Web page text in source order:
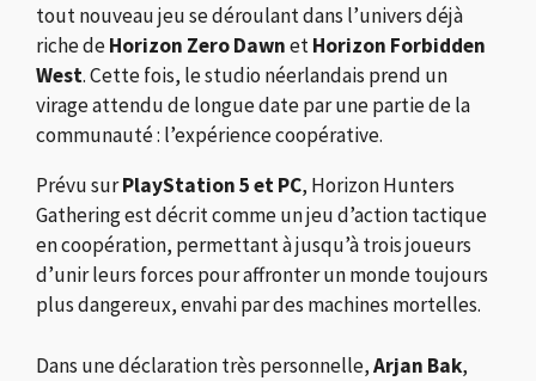
tout nouveau jeu se déroulant dans l’univers déjà
riche deHorizon Zero DawnetHorizon Forbidden
West. Cette fois, le studio néerlandais prend un
virage attendu de longue date par une partie de la
communauté : l’expérience coopérative.
Prévu surPlayStation 5 et PC, Horizon Hunters
Gathering est décrit comme un jeu d’action tactique
en coopération, permettant à jusqu’à trois joueurs
d’unir leurs forces pour affronter un monde toujours
plus dangereux, envahi par des machines mortelles.
Dans une déclaration très personnelle,Arjan Bak,